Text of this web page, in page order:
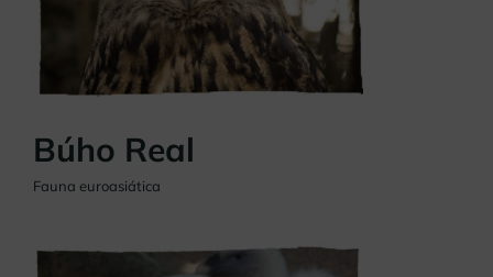
Búho Real
Fauna euroasiática